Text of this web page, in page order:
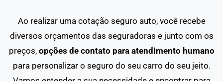
Ao realizar uma cotação seguro auto, você recebe
diversos orçamentos das seguradoras e junto com os
preços, opções de contato para atendimento humano
para personalizar o seguro do seu carro do seu jeito.